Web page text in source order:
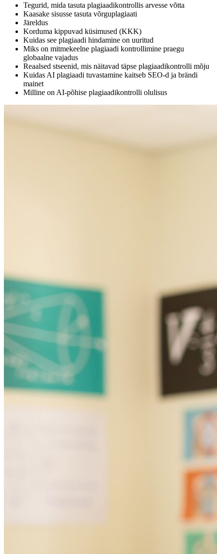
Tegurid, mida tasuta plagiaadikontrollis arvesse võtta
Kaasake sisusse tasuta võrguplagiaati
Järeldus
Korduma kippuvad küsimused (KKK)
Kuidas see plagiaadi hindamine on uuritud
Miks on mitmekeelne plagiaadi kontrollimine praegu
globaalne vajadus
Reaalsed stseenid, mis näitavad täpse plagiaadikontrolli mõju
Kuidas AI plagiaadi tuvastamine kaitseb SEO-d ja brändi
mainet
Milline on AI-põhise plagiaadikontrolli olulisus